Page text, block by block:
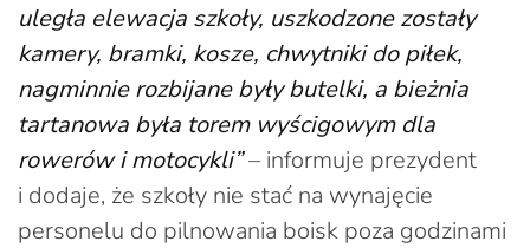
uległa elewacja szkoły, uszkodzone zostały
kamery, bramki, kosze, chwytniki do piłek,
nagminnie rozbijane były butelki, a bieżnia
tartanowa była torem wyścigowym dla
rowerów i motocykli”– informuje prezydent
i dodaje, że szkoły nie stać na wynajęcie
personelu do pilnowania boisk poza godzinami